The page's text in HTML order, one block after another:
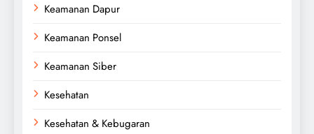
Keamanan Dapur
Keamanan Ponsel
Keamanan Siber
Kesehatan
Kesehatan & Kebugaran